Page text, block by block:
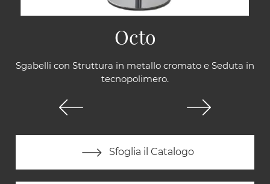
Sgabelli con Struttura in metallo cromato e Seduta in
tecnopolimero.
Sfoglia il Catalogo
Octo